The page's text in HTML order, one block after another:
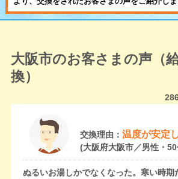
大阪市のお客さまの声（
換）
交換理由： 温度が安定
(大阪府大阪市／男性・50
ぬるいお湯しかでなくなった。寒い時期